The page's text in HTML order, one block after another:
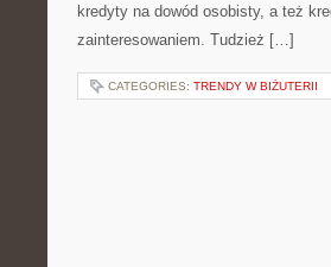
kredyty na dowód osobisty, a też
zainteresowaniem. Tudzież […]
CATEGORIES: TRENDY W BIŻUTERII